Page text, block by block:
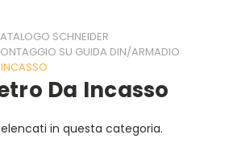
SCHNEIDER
SU GUIDA DIN/ARMADIO
Da Incasso
in questa categoria.